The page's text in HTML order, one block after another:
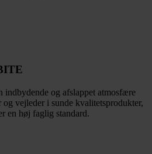
indbydende og afslappet atmosfære
vejleder i sunde kvalitetsprodukter,
en høj faglig standard.